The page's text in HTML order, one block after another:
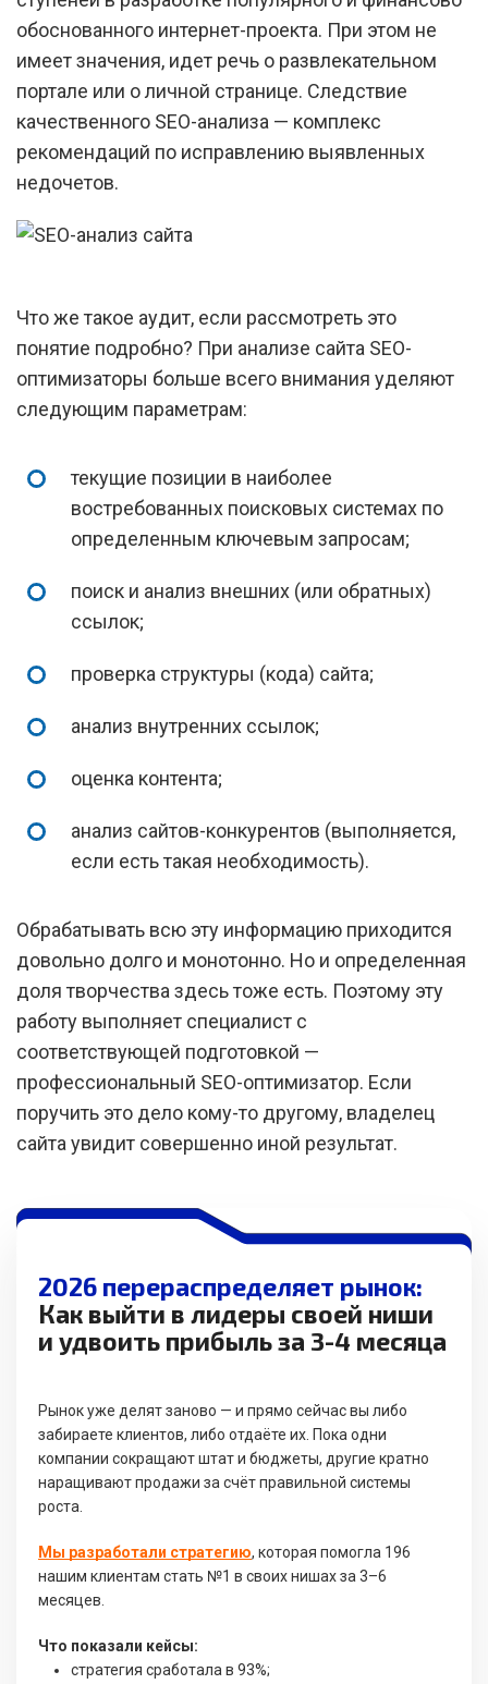
обоснованного интернет-проекта. При этом не
имеет значения, идет речь о развлекательном
портале или о личной странице. Следствие
качественного SEO-анализа — комплекс
рекомендаций по исправлению выявленных
недочетов.
Что же такое аудит, если рассмотреть это
понятие подробно? При анализе сайта SEO-
оптимизаторы больше всего внимания уделяют
следующим параметрам:
текущие позиции в наиболее
востребованных поисковых системах по
определенным ключевым запросам;
поиск и анализ внешних (или обратных)
ссылок;
проверка структуры (кода) сайта;
анализ внутренних ссылок;
оценка контента;
анализ сайтов-конкурентов (выполняется,
если есть такая необходимость).
Обрабатывать всю эту информацию приходится
довольно долго и монотонно. Но и определенная
доля творчества здесь тоже есть. Поэтому эту
работу выполняет специалист с
соответствующей подготовкой —
профессиональный SEO-оптимизатор. Если
поручить это дело кому-то другому, владелец
сайта увидит совершенно иной результат.
2026 перераспределяет рынок:
Как выйти в лидеры своей ниши
и удвоить прибыль за 3-4 месяца
Рынок уже делят заново — и прямо сейчас вы либо
забираете клиентов, либо отдаёте их. Пока одни
компании сокращают штат и бюджеты, другие кратно
наращивают продажи за счёт правильной системы
роста.
Мы разработали стратегию, которая помогла 196
нашим клиентам стать №1 в своих нишах за 3–6
месяцев.
Что показали кейсы:
стратегия сработала в 93%;